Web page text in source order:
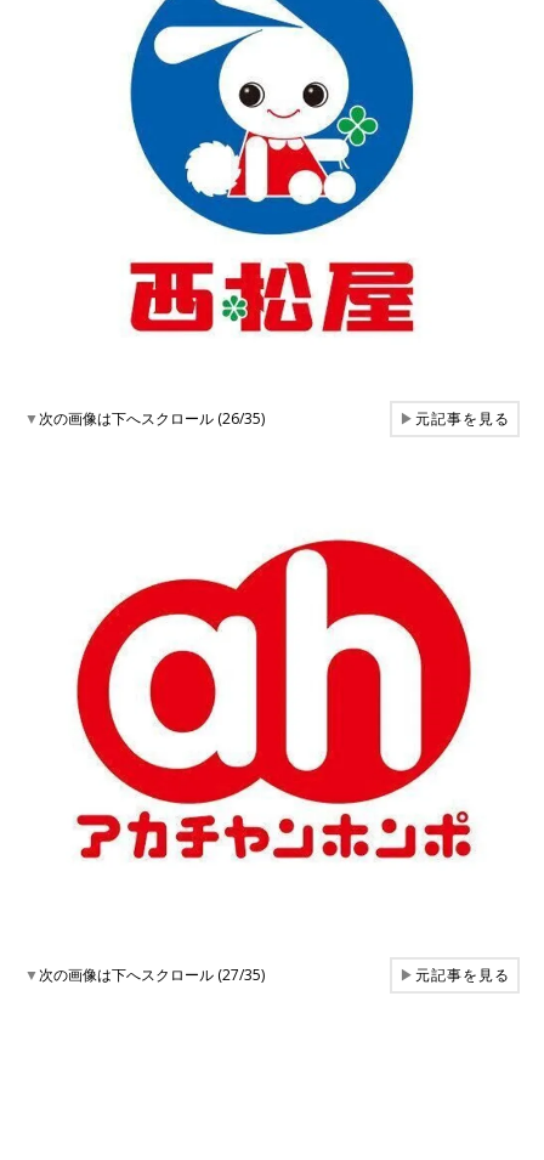
▼次の画像は下へスクロール (26/35) ▶元記事を見る
▼次の画像は下へスクロール (27/35) ▶元記事を見る